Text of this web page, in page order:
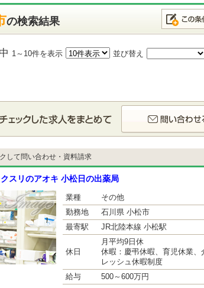
の検索結果
1～10件を表示 並び替え
して問い合わせ・資料請求
クスリのアオキ 小松日の出薬局
業種
その他
勤務地
石川県 小松市
最寄駅
JR北陸本線 小松駅
休日
月平均9日休
休暇：慶弔休暇、育児休業
レッシュ休暇制度
給与
500～600万円